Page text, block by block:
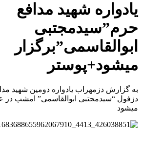
یادواره شهید مدافع
حرم”سیدمجتبی
ابوالقاسمی”برگزار
میشود+پوستر
به گزارش دزمهراب یادواره دومین شهید
دزفول “سیدمجتبی ابوالقاسمی” امشب در
میشود